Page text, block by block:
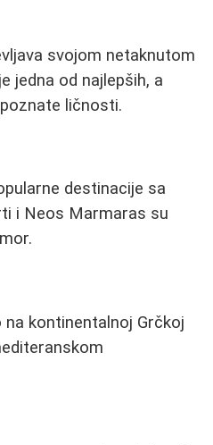
svojom netaknutom
jedna od najlepših, a
ličnosti.
destinacije sa
i Neos Marmaras su
kontinentalnoj Grčkoj